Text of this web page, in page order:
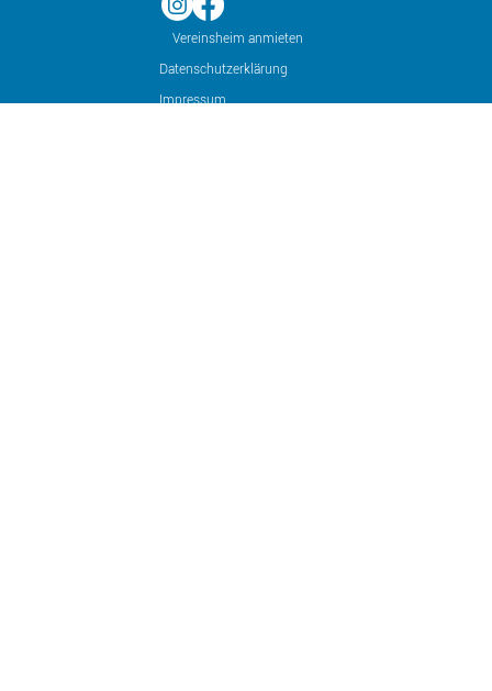
Vereinsheim anmieten
Impressum
Datenschutzerklärung